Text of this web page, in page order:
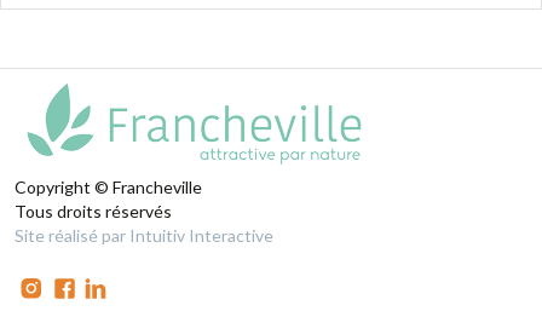
Copyright © Francheville
Tous droits réservés
Site réalisé par Intuitiv Interactive